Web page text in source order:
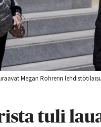
Megan Rohrerin
tuli